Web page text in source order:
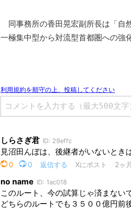
同事務所の香田晃宏副所長は「自
一極集中型から対流型首都圏への強